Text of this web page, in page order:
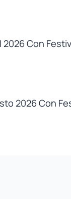
Con
2026 Con